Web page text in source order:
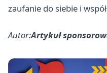
zaufanie do siebie i
Autor:Artykuł